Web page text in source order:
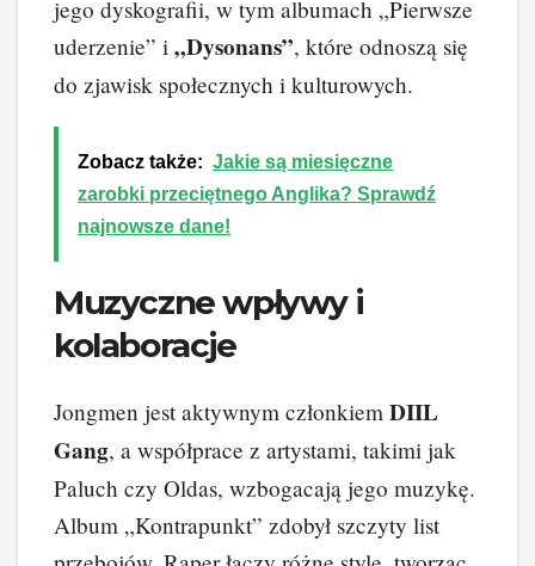
jego dyskografii, w tym albumach „Pierwsze
uderzenie” i „Dysonans”, które odnoszą się
do zjawisk społecznych i kulturowych.
Zobacz także: Jakie są miesięczne
zarobki przeciętnego Anglika? Sprawdź
najnowsze dane!
Muzyczne wpływy i
kolaboracje
Jongmen jest aktywnym członkiem DIIL
Gang, a współprace z artystami, takimi jak
Paluch czy Oldas, wzbogacają jego muzykę.
Album „Kontrapunkt” zdobył szczyty list